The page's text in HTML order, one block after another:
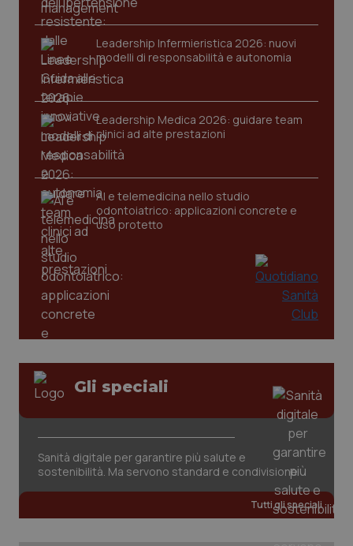
Leadership Infermieristica 2026: nuovi
modelli di responsabilità e autonomia
Leadership Medica 2026: guidare team
clinici ad alte prestazioni
AI e telemedicina nello studio
odontoiatrico: applicazioni concrete e
uso protetto
Gli speciali
Sanità digitale per garantire più salute e
sostenibilità. Ma servono standard e condivisione
Tutti gli speciali
tracking-enable
tracking-sites-ironfish-
session-id
www.quotidianosanita.it
_ga
1